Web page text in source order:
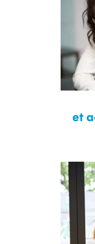
et